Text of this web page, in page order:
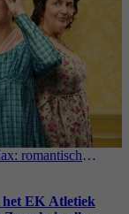
romantisch
EK Atletiek